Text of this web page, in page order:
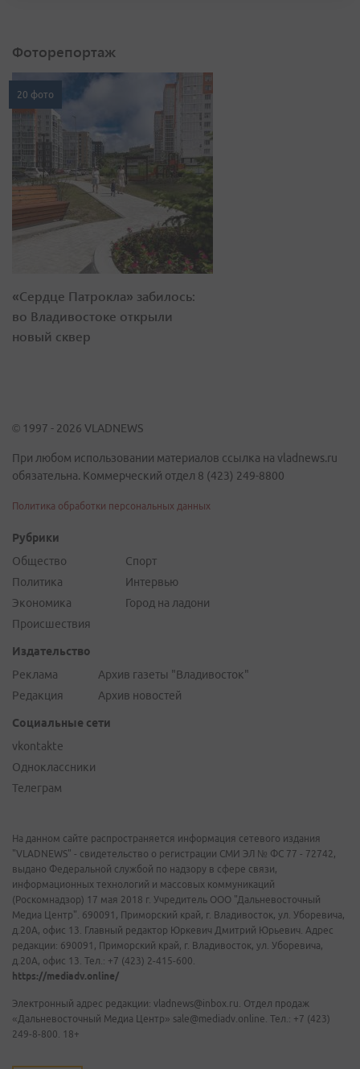
Фоторепортаж
20 фото
«Сердце Патрокла» забилось:
во Владивостоке открыли
новый сквер
© 1997 - 2026 VLADNEWS
При любом использовании материалов ссылка на vladnews.ru
обязательна. Коммерческий отдел 8 (423) 249-8800
Политика обработки персональных данных
Рубрики
Общество
Политика
Экономика
Происшествия
Спорт
Интервью
Город на ладони
Издательство
Реклама
Редакция
Архив газеты "Владивосток"
Архив новостей
Социальные сети
vkontakte
Одноклассники
Телеграм
На данном сайте распространяется информация сетевого издания
"VLADNEWS" - свидетельство о регистрации СМИ ЭЛ № ФС 77 - 72742,
выдано Федеральной службой по надзору в сфере связи,
информационных технологий и массовых коммуникаций
(Роскомнадзор) 17 мая 2018 г. Учредитель ООО "Дальневосточный
Медиа Центр". 690091, Приморский край, г. Владивосток, ул. Уборевича,
д.20А, офис 13. Главный редактор Юркевич Дмитрий Юрьевич. Адрес
редакции: 690091, Приморский край, г. Владивосток, ул. Уборевича,
д.20А, офис 13. Тел.: +7 (423) 2-415-600.
https://mediadv.online/
Электронный адрес редакции: vladnews@inbox.ru. Отдел продаж
«Дальневосточный Медиа Центр» sale@mediadv.online. Тел.: +7 (423)
249-8-800. 18+